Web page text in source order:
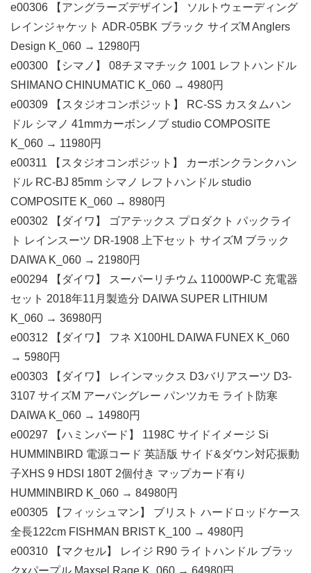
e00306 【アングラーズデザイン】 ソルトウェーディング
レインジャケット ADR-05BK ブラック サイズM Anglers
Design K_060 → 12980円
e00300 【シマノ】 08チヌマチック 1001 レフトハンドル
SHIMANO CHINUMATIC K_060 → 4980円
e00309 【スタジオコンポジット】 RC-SS カスタムハン
ドル シマノ 41mmカーボンノブ studio COMPOSITE
K_060 → 11980円
e00311 【スタジオコンポジット】 カーボンクランクハン
ドル RC-BJ 85mm シマノ レフトハンドル studio
COMPOSITE K_060 → 8980円
e00302 【ダイワ】 ゴアテックス プロダクト パックライ
ト レインスーツ DR-1908 上下セット サイズM ブラック
DAIWA K_060 → 21980円
e00294 【ダイワ】 スーパーリチウム 11000WP-C 充電器
セット 2018年11月製造分 DAIWA SUPER LITHIUM
K_060 → 36980円
e00312 【ダイワ】 フネ X100HL DAIWA FUNEX K_060
→ 5980円
e00303 【ダイワ】 レインマックス D3バリアスーツ D3-
3107 サイズM アーバングレー パンツカモ ライト防寒
DAIWA K_060 → 14980円
e00297 【ハミンバード】 1198C サイドイメージ Si
HUMMINBIRD 電源コード 英語版 サイド&ダウン対応振動
子XHS 9 HDSI 180T 2個付き マップカード有り
HUMMINBIRD K_060 → 84980円
e00305 【フィッシュマン】 ブリスト ハードロッドケース
全長122cm FISHMAN BRIST K_100 → 4980円
e00310 【マクセル】 レイジ R90 ライトハンドル ブラッ
クxパープル Maxsel Rage K_060 → 64980円